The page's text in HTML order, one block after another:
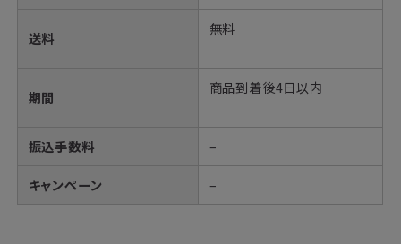
送料
無料
期間
商品到着後4日以内
振込手数料 –
キャンペーン –